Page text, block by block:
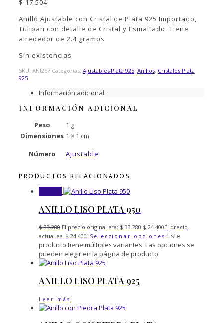
$ 17.504
Anillo Ajustable con Cristal de Plata 925 Importado,
Tulipan con detalle de Cristal y Esmaltado. Tiene
alrededor de 2.4 gramos
Sin existencias
SKU: ANI267 Categorías: Ajustables Plata 925, Anillos, Cristales Plata
925
Información adicional
INFORMACIÓN ADICIONAL
Peso
1 g
Dimensiones 1 × 1 cm
Número
Ajustable
PRODUCTOS RELACIONADOS
ANILLO LISO PLATA 950
$33.280 El precio original era: $ 33.280. $ 24.400El precio
actual es: $ 24.400. Seleccionar opciones Este
producto tiene múltiples variantes. Las opciones se
pueden elegir en la página de producto
ANILLO LISO PLATA 925
Leer más